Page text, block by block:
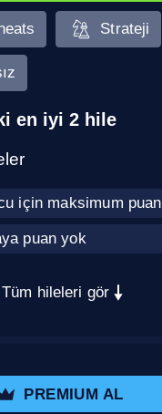
Strateji
en iyi 2 hile
için maksimum puan
puan yok
Tüm hileleri gör
PREMIUM AL